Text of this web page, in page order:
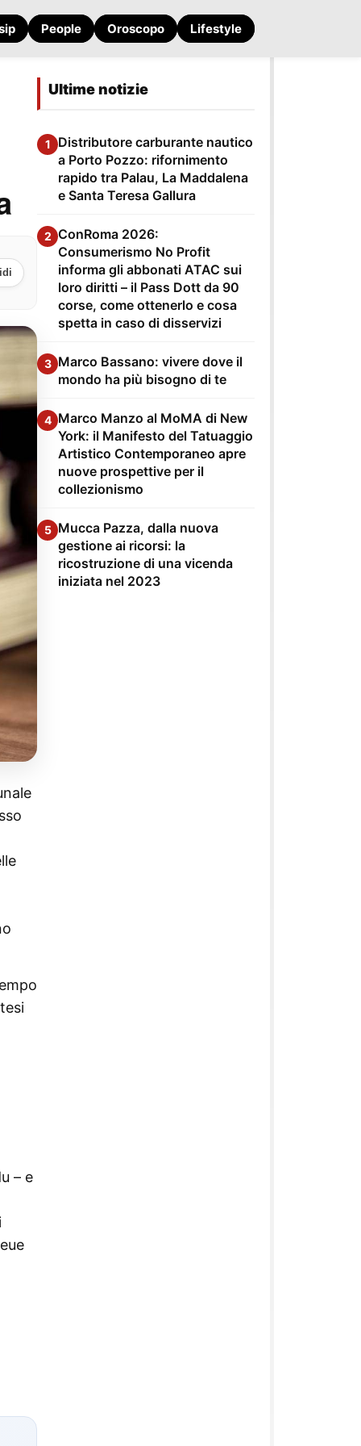
People Oroscopo Lifestyle
– e
Ultime notizie
1
Distributore carburante nautico
a Porto Pozzo: rifornimento
rapido tra Palau, La Maddalena
e Santa Teresa Gallura
2 ConRoma 2026:
Consumerismo No Profit
informa gli abbonati ATAC sui
loro diritti – il Pass Dott da 90
corse, come ottenerlo e cosa
spetta in caso di disservizi
3 Marco Bassano: vivere dove il
mondo ha più bisogno di te
4 Marco Manzo al MoMA di New
York: il Manifesto del Tatuaggio
Artistico Contemporaneo apre
nuove prospettive per il
collezionismo
5 Mucca Pazza, dalla nuova
gestione ai ricorsi: la
ricostruzione di una vicenda
iniziata nel 2023